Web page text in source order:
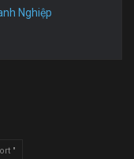
Nghiệp
"